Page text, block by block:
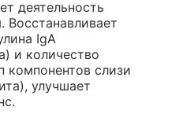
деятельность
Восстанавливает
IgA
и количество
компонентов слизи
улучшает